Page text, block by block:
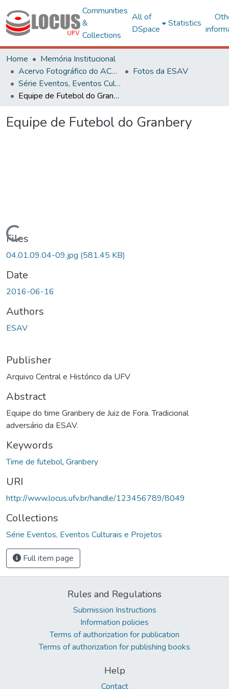
Communities
&
Collections
All of
DSpace
Statistics
Home
Memória Institucional
Acervo Fotográfico do ACH-UFV
Fotos da ESAV
Série Eventos, Eventos Culturais e Projetos
Equipe de Futebol do Granbery
Equipe de Futebol do Granbery
Loading...
Files
04.01.09.04-09.jpg (581.45 KB)
Date
2016-06-16
Authors
ESAV
Publisher
Arquivo Central e Histórico da UFV
Abstract
Equipe do time Granbery de Juiz de Fora. Tradicional
adversário da ESAV.
Keywords
Time de futebol, Granbery
URI
http://www.locus.ufv.br/handle/123456789/8049
Collections
Série Eventos, Eventos Culturais e Projetos
Full item page
Rules and Regulations
Submission Instructions
Information policies
Terms of authorization for publication
Terms of authorization for publishing books
Help
Contact